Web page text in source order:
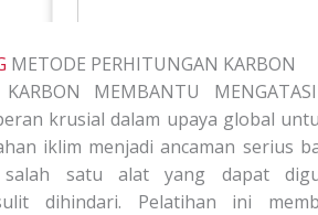
METODE PERHITUNGAN KARBON
MEMBANTU
krusial dalam upaya global
iklim menjadi ancaman serius
satu alat yang dapat
dihindari. Pelatihan ini